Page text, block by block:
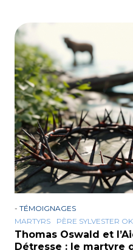
- TÉMOIGNAGES
MARTYRS
PÈRE SYLVESTER
Thomas Oswald et
Détresse : le martyre